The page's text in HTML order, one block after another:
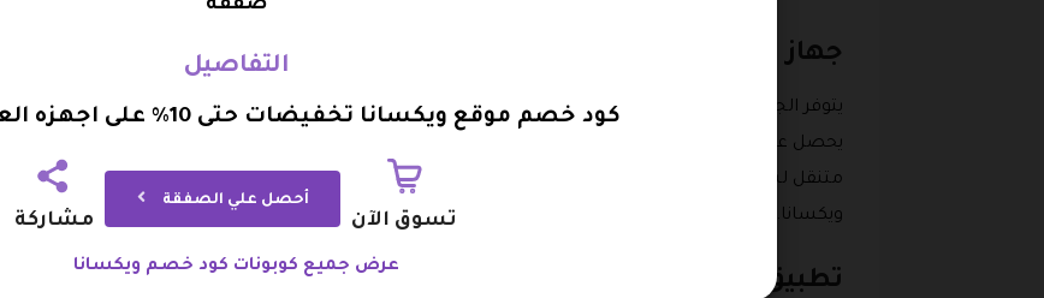
جهاز بخار تنفس مطور في متجر ويكسانا
يتوفر الجهاز بشكل عصري أنيق جداً ولا يصدر عنه أي صوت يمكن أن يزعج الأطفال أثناء جلسات الأطفال،
يحصل عليه المشتري بسعر في متناول الجميع، ويتميز الجهاز بأنه متوفر بأحجام مختلفة وسهل الشحن
متنقل لسهولة استخدامه سواء داخل المنزل أو خارجه، ويمكن الحصول على خصم رائع من سعر الجهاز
ويكسانا.
تطبيق ويكسانا
التفاصيل
كود خصم موقع ويكسانا تخفيضات حتى 10% على اجهزه العنايه بالاسنان
تسوق الآن
أحصل علي الصفقة
مشاركة
عرض جميع كوبونات كود خصم ويكسانا